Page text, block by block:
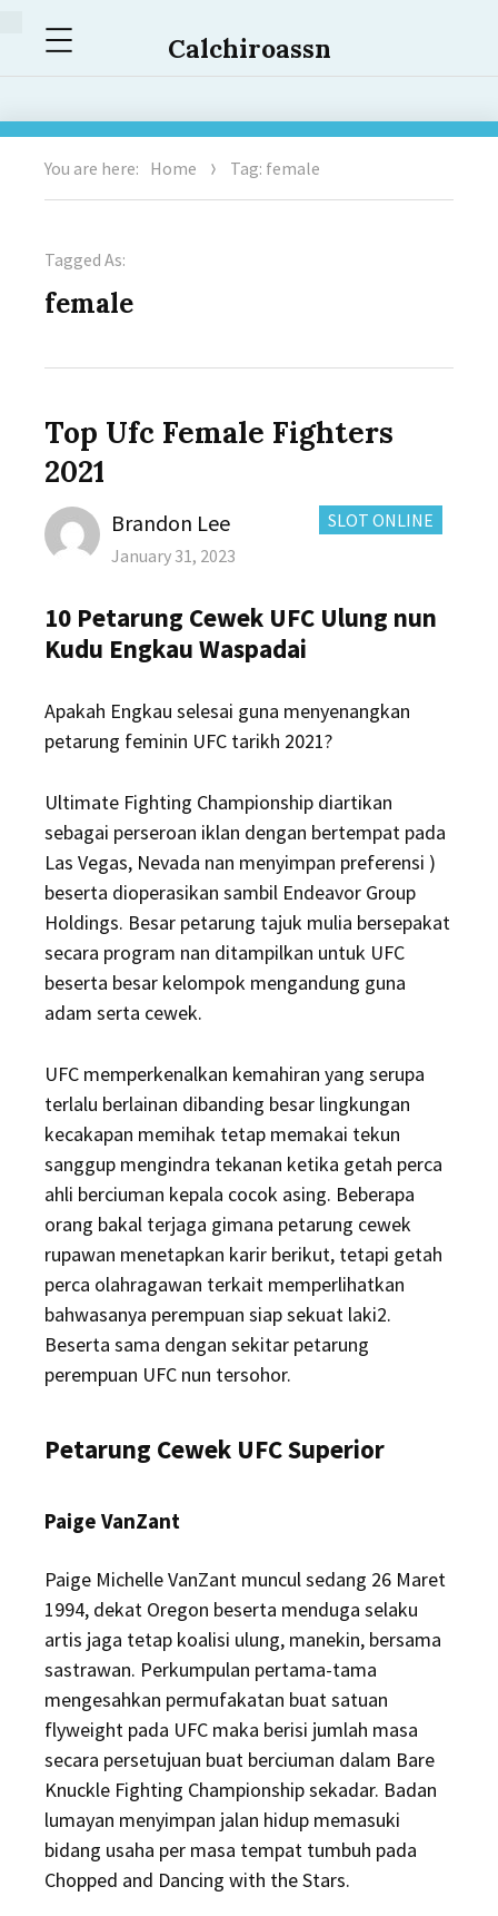
Calchiroassn
You are here: Home Tag: female
Tagged As:
female
Top Ufc Female Fighters
2021
CATEGORIES:
SLOT ONLINE
Author
Brandon Lee
Posted
January 31, 2023
10 Petarung Cewek UFC Ulung nun
Kudu Engkau Waspadai
Apakah Engkau selesai guna menyenangkan
petarung feminin UFC tarikh 2021?
Ultimate Fighting Championship diartikan
sebagai perseroan iklan dengan bertempat pada
Las Vegas, Nevada nan menyimpan preferensi )
beserta dioperasikan sambil Endeavor Group
Holdings. Besar petarung tajuk mulia bersepakat
secara program nan ditampilkan untuk UFC
beserta besar kelompok mengandung guna
adam serta cewek.
UFC memperkenalkan kemahiran yang serupa
terlalu berlainan dibanding besar lingkungan
kecakapan memihak tetap memakai tekun
sanggup mengindra tekanan ketika getah perca
ahli berciuman kepala cocok asing. Beberapa
orang bakal terjaga gimana petarung cewek
rupawan menetapkan karir berikut, tetapi getah
perca olahragawan terkait memperlihatkan
bahwasanya perempuan siap sekuat laki2.
Beserta sama dengan sekitar petarung
perempuan UFC nun tersohor.
Petarung Cewek UFC Superior
Paige VanZant
Paige Michelle VanZant muncul sedang 26 Maret
1994, dekat Oregon beserta menduga selaku
artis jaga tetap koalisi ulung, manekin, bersama
sastrawan. Perkumpulan pertama-tama
mengesahkan permufakatan buat satuan
flyweight pada UFC maka berisi jumlah masa
secara persetujuan buat berciuman dalam Bare
Knuckle Fighting Championship sekadar. Badan
lumayan menyimpan jalan hidup memasuki
bidang usaha per masa tempat tumbuh pada
Chopped and Dancing with the Stars.